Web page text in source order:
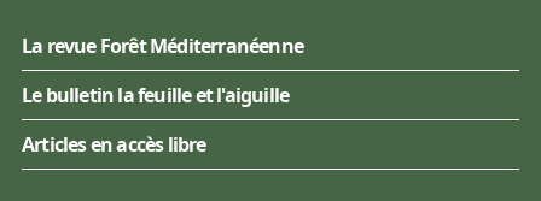
La revue Forêt Méditerranéenne
Le bulletin la feuille et l'aiguille
Articles en accès libre